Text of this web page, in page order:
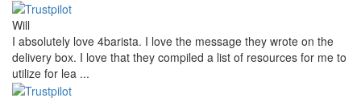
Will
I absolutely love 4barista. I love the message they wrote on the
delivery box. I love that they compiled a list of resources for me to
utilize for lea ...